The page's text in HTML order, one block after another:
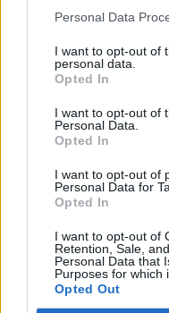
Personal Data
I want to opt-out of
personal data.
Opted In
I want to opt-out of
Personal Data.
Opted In
I want to opt-out of
Personal Data for
Opted In
I want to opt-out of
Retention, Sale,
Personal Data that
Purposes for which
Opted Out
Arhiva sondajelor